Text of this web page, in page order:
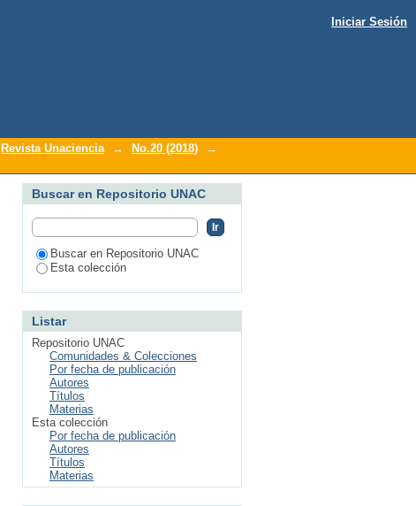
Iniciar Sesión
Revista Unaciencia → No.20 (2018)
→
Buscar en Repositorio UNAC
Buscar en Repositorio UNAC
Esta colección
Listar
Repositorio UNAC
Comunidades & Colecciones
Por fecha de publicación
Autores
Títulos
Materias
Esta colección
Por fecha de publicación
Autores
Títulos
Materias